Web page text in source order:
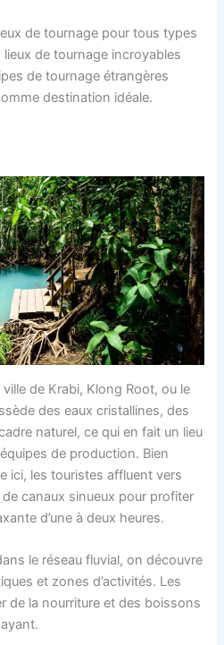
de tournage pour tous types
de tournage incroyables
de tournage étrangères
destination idéale.
de Krabi, Klong Root, ou le
des eaux cristallines, des
naturel, ce qui en fait un lieu
de production. Bien
ici, les touristes affluent vers
canaux sinueux pour profiter
d’une à deux heures.
le réseau fluvial, on découvre
et zones d’activités. Les
de la nourriture et des boissons